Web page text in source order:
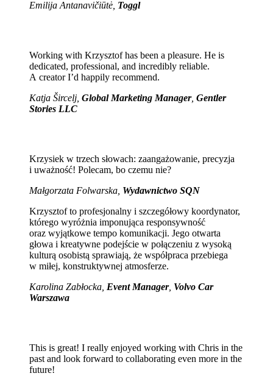
Emilija Antanavičiūtė, Toggl
Working with Krzysztof has been a pleasure. He is
dedicated, professional, and incredibly reliable.
A creator I’d happily recommend.
Katja Šircelj, Global Marketing Manager, Gentler
Stories LLC
Krzysiek w trzech słowach: zaangażowanie, precyzja
i uważność! Polecam, bo czemu nie?
Małgorzata Folwarska, Wydawnictwo SQN
Krzysztof to profesjonalny i szczegółowy koordynator,
którego wyróżnia imponująca responsywność
oraz wyjątkowe tempo komunikacji. Jego otwarta
głowa i kreatywne podejście w połączeniu z wysoką
kulturą osobistą sprawiają, że współpraca przebiega
w miłej, konstruktywnej atmosferze.
Karolina Zabłocka, Event Manager, Volvo Car
Warszawa
This is great! I really enjoyed working with Chris in the
past and look forward to collaborating even more in the
future!